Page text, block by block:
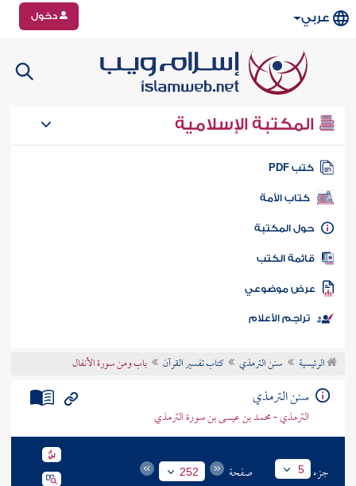
عربي دخول
المكتبة الإسلامية
كتب PDF
كتاب الأمة
المكتبة
الكتب
موضوعي
تراجم الأعلام
الرئيسية سنن الترمذي كتاب تفسير القرآن باب ومن سورة الأنفال
سنن الترمذي
الترمذي - محمد بن عيسى بن سورة الترمذي
جزء 5 صفحة 252